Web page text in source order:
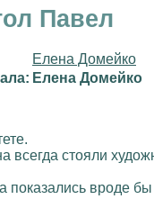
Павел
Елена Домейко
Елена Домейко
всегда стояли
показались вроде